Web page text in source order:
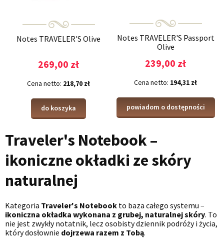
Notes TRAVELER'S Olive
269,00 zł
Cena netto: 218,70 zł
do koszyka
Notes TRAVELER'S Passport
Olive
239,00 zł
Cena netto: 194,31 zł
powiadom o dostępności
Traveler's Notebook –
ikoniczne okładki ze skóry
naturalnej
Kategoria Traveler's Notebook to baza całego systemu –
ikoniczna okładka wykonana z grubej, naturalnej skóry. To
nie jest zwykły notatnik, lecz osobisty dziennik podróży i życia,
który dosłownie dojrzewa razem z Tobą.